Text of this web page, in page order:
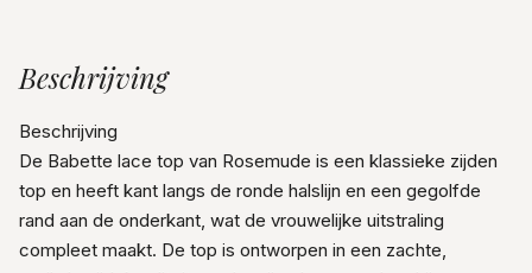
Beschrijving
Beschrijving
De Babette lace top van Rosemude is een klassieke zijden
top en heeft kant langs de ronde halslijn en een gegolfde
rand aan de onderkant, wat de vrouwelijke uitstraling
compleet maakt. De top is ontworpen in een zachte,